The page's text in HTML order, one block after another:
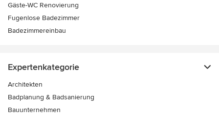
Gäste-WC Renovierung
Fugenlose Badezimmer
Badezimmereinbau
Expertenkategorie
Architekten
Badplanung & Badsanierung
Bauunternehmen